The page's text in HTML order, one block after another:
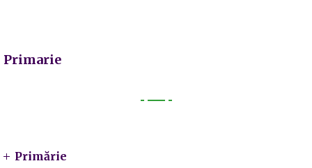
Primarie
Primărie